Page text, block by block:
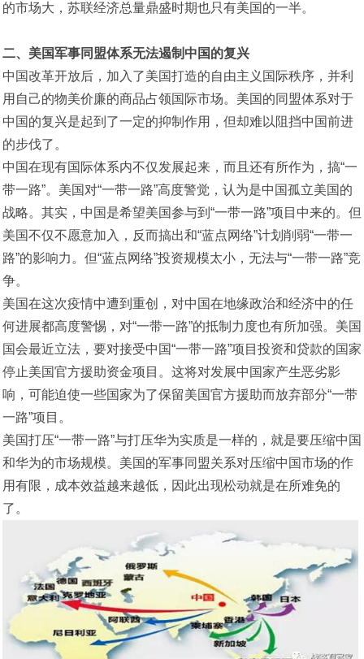
的市场大，苏联经济总量鼎盛时期也只有美国的一半。
二、美国军事同盟体系无法遏制中国的复兴
中国改革开放后，加入了美国打造的自由主义国际秩序，并利
用自己的物美价廉的商品占领国际市场。美国的同盟体系对于
中国的复兴是起到了一定的抑制作用，但却难以阻挡中国前进
的步伐了。
中国在现有国际体系内不仅发展起来，而且还有所作为，搞“一
带一路”。美国对“一带一路”高度警觉，认为是中国孤立美国的
战略。其实，中国是希望美国参与到“一带一路”项目中来的。但
美国不仅不愿意加入，反而搞出和“蓝点网络”计划削弱“一带一
路”的影响力。但“蓝点网络”投资规模太小，无法与“一带一路”竞
争。
美国在这次疫情中遭到重创，对中国在地缘政治和经济中的任
何进展都高度警惕，对“一带一路”的抵制力度也有所加强。美国
国会最近立法，要对接受中国“一带一路”项目投资和贷款的国家
停止美国官方援助资金项目。这将对发展中国家产生恶劣影
响，可能迫使一些国家为了保留美国官方援助而放弃部分“一带
一路”项目。
美国打压“一带一路”与打压华为实质是一样的，就是要压缩中国
和华为的市场规模。美国的军事同盟关系对压缩中国市场的作
用有限，成本效益越来越低，因此出现松动就是在所难免的
了。